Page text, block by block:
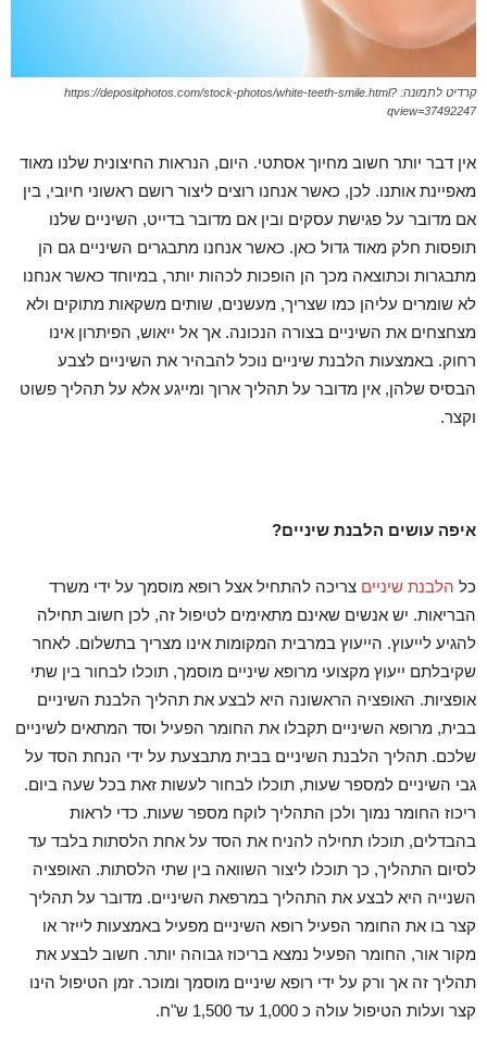
קרדיט לתמונה: https://depositphotos.com/stock-photos/white-teeth-smile.html?
qview=37492247
אין דבר יותר חשוב מחיוך אסתטי. היום, הנראות החיצונית שלנו מאוד
מאפיינת אותנו. לכן, כאשר אנחנו רוצים ליצור רושם ראשוני חיובי, בין
אם מדובר על פגישת עסקים ובין אם מדובר בדייט, השיניים שלנו
תופסות חלק מאוד גדול כאן. כאשר אנחנו מתבגרים השיניים גם הן
מתבגרות וכתוצאה מכך הן הופכות לכהות יותר, במיוחד כאשר אנחנו
לא שומרים עליהן כמו שצריך, מעשנים, שותים משקאות מתוקים ולא
מצחצחים את השיניים בצורה הנכונה. אך אל ייאוש, הפיתרון אינו
רחוק. באמצעות הלבנת שיניים נוכל להבהיר את השיניים לצבע
הבסיס שלהן, אין מדובר על תהליך ארוך ומייגע אלא על תהליך פשוט
וקצר.
איפה עושים הלבנת שיניים?
כל הלבנת שיניים צריכה להתחיל אצל רופא מוסמך על ידי משרד
הבריאות. יש אנשים שאינם מתאימים לטיפול זה, לכן חשוב תחילה
להגיע לייעוץ. הייעוץ במרבית המקומות אינו מצריך בתשלום. לאחר
שקיבלתם ייעוץ מקצועי מרופא שיניים מוסמך, תוכלו לבחור בין שתי
אופציות. האופציה הראשונה היא לבצע את תהליך הלבנת השיניים
בבית, מרופא השיניים תקבלו את החומר הפעיל וסד המתאים לשיניים
שלכם. תהליך הלבנת השיניים בבית מתבצעת על ידי הנחת הסד על
גבי השיניים למספר שעות, תוכלו לבחור לעשות זאת בכל שעה ביום.
ריכוז החומר נמוך ולכן התהליך לוקח מספר שעות. כדי לראות
בהבדלים, תוכלו תחילה להניח את הסד על אחת הלסתות בלבד עד
לסיום התהליך, כך תוכלו ליצור השוואה בין שתי הלסתות. האופציה
השנייה היא לבצע את התהליך במרפאת השיניים. מדובר על תהליך
קצר בו את החומר הפעיל רופא השיניים מפעיל באמצעות לייזר או
מקור אור, החומר הפעיל נמצא בריכוז גבוהה יותר. חשוב לבצע את
תהליך זה אך ורק על ידי רופא שיניים מוסמך ומוכר. זמן הטיפול הינו
קצר ועלות הטיפול עולה כ 1,000 עד 1,500 ש"ח.